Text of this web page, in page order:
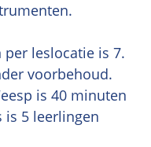
leslocatie is 7.
voorbehoud.
is 40 minuten
is 5 leerlingen